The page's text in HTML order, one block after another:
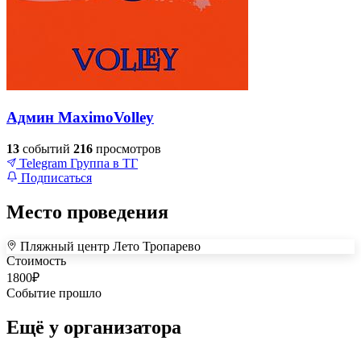
Админ MaximoVolley
13 событий 216 просмотров
Telegram Группа в ТГ
Подписаться
Место проведения
+
–
Пляжный центр Лето Тропарево
Стоимость
1800₽
Событие прошло
Ещё у организатора